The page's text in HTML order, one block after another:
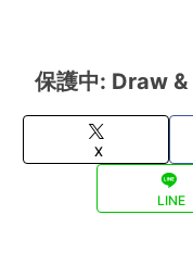
保護中: Draw
X
LINE